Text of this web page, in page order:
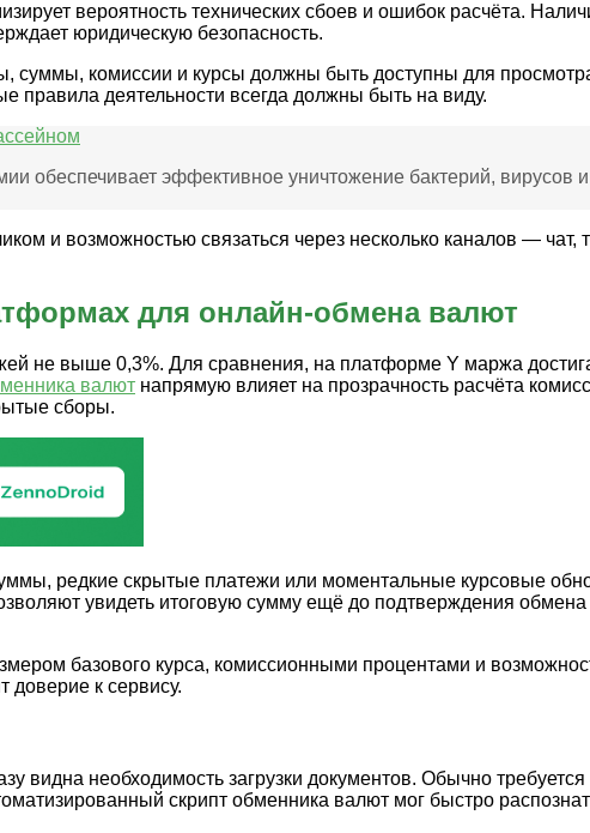
вероятность технических сбоев и ошибок расчёта.
юридическую безопасность.
суммы, комиссии и курсы должны быть доступны для
деятельности всегда должны быть на виду.
обеспечивает эффективное уничтожение бактерий, вирусов и
и возможностью связаться через несколько каналов — чат,
для онлайн-обмена валют
не выше 0,3%. Для сравнения, на платформе Y маржа
валют напрямую влияет на прозрачность расчёта
сборы.
редкие скрытые платежи или моментальные курсовые
увидеть итоговую сумму ещё до подтверждения обмена
базового курса, комиссионными процентами и
доверие к сервису.
необходимость загрузки документов. Обычно требуется
скрипт обменника валют мог быстро